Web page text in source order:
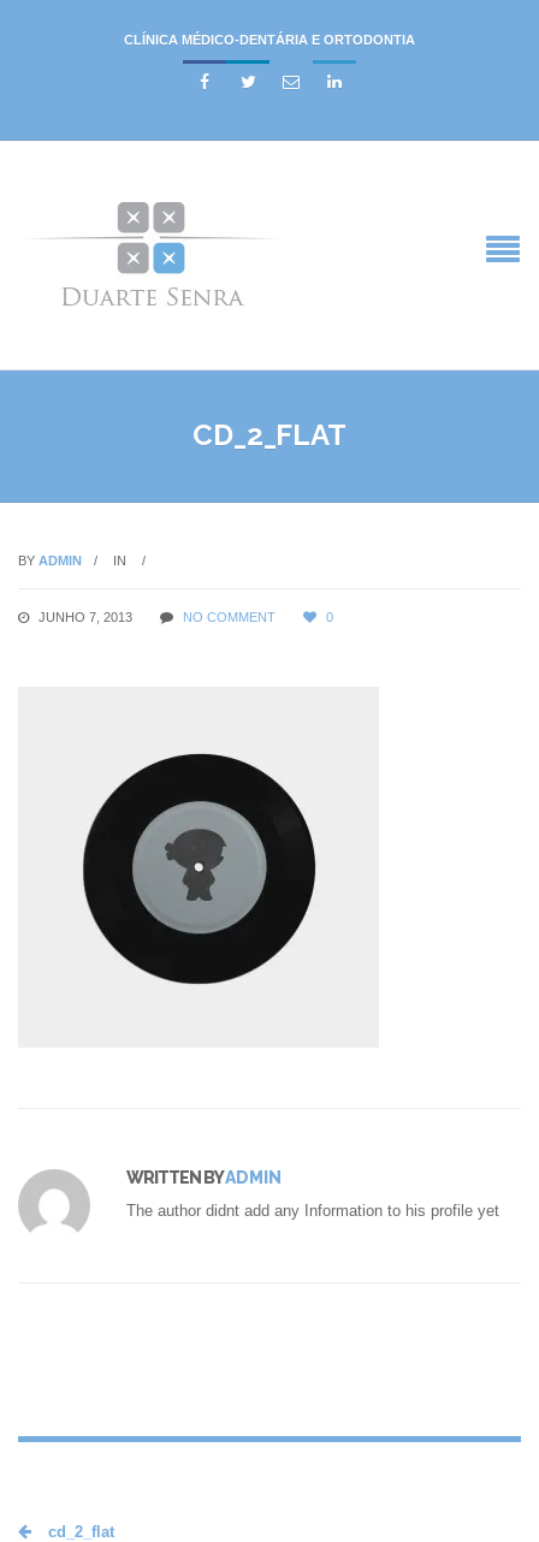
CLÍNICA MÉDICO-DENTÁRIA E ORTODONTIA
   
CD_2_FLAT
BY ADMIN IN
JUNHO 7, 2013 NO COMMENT 0
WRITTEN BYADMIN
The author didnt add any Information to his profile yet
cd_2_flat